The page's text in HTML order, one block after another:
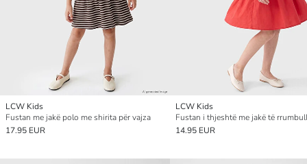
LCW Kids
Fustan me jakë polo me shirita për vajza
17.95 EUR
LCW Kids
14.95 EUR